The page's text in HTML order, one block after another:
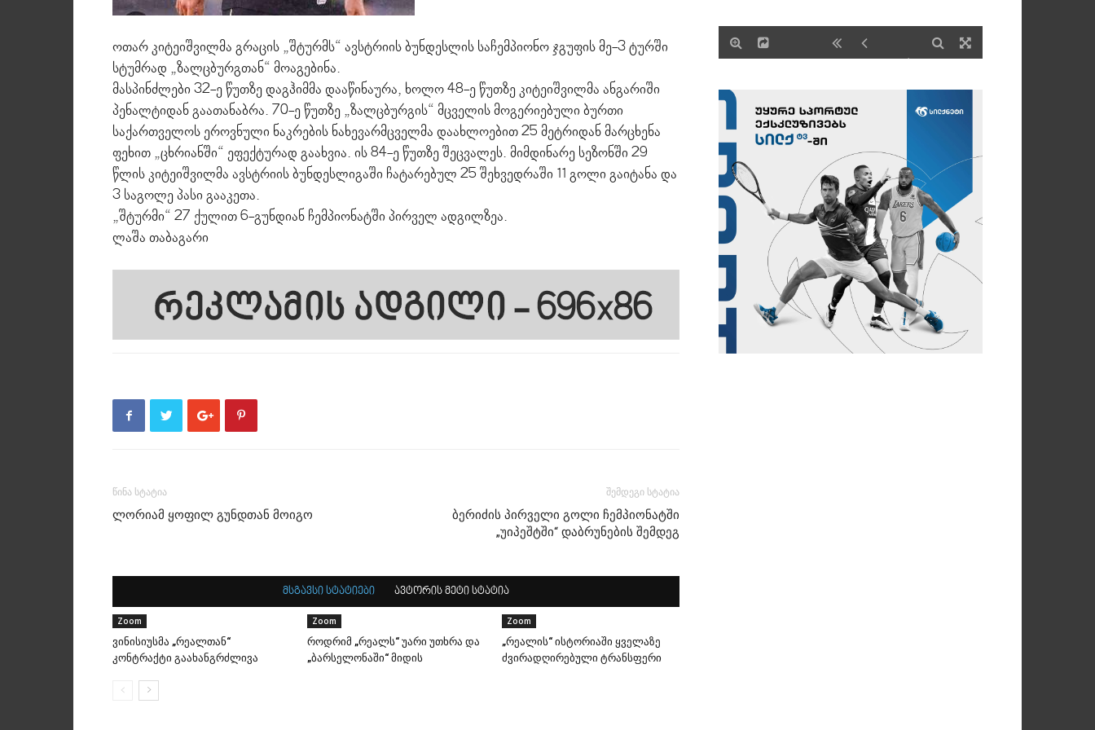
ოთარ კიტეიშვილმა გრაცის „შტურმს“ ავსტრიის ბუნდესლის საჩემპიონო ჯგუფის მე-3 ტურში
სტუმრად „ზალცბურგთან“ მოაგებინა.
მასპინძლები 32-ე წუთზე დაგჰიმმა დააწინაურა, ხოლო 48-ე წუთზე კიტეიშვილმა ანგარიში
პენალტიდან გაათანაბრა. 70-ე წუთზე „ზალცბურგის“ მცველის მოგერიებული ბურთი
საქართველოს ეროვნული ნაკრების ნახევარმცველმა დაახლოებით 25 მეტრიდან მარცხენა
ფეხით „ცხრიანში“ ეფექტურად გაახვია. ის 84-ე წუთზე შეცვალეს. მიმდინარე სეზონში 29
წლის კიტეიშვილმა ავსტრიის ბუნდესლიგაში ჩატარებულ 25 შეხვედრაში 11 გოლი გაიტანა და
3 საგოლე პასი გააკეთა.
„შტურმი“ 27 ქულით 6-გუნდიან ჩემპიონატში პირველ ადგილზეა.
ლაშა თაბაგარი
წინა სტატია
ლორიამ ყოფილ გუნდთან მოიგო
შემდეგი სტატია
ბერიძის პირველი გოლი ჩემპიონატში
„უიპეშტში“ დაბრუნების შემდეგ
მსგავსი სტატიები ავტორის მეტი სტატია
Zoom
ვინისიუსმა „რეალთან“
კონტრაქტი გაახანგრძლივა
Zoom
როდრიმ „რეალს“ უარი უთხრა და
„ბარსელონაში“ მიდის
Zoom
„რეალის“ ისტორიაში ყველაზე
ძვირადღირებული ტრანსფერი